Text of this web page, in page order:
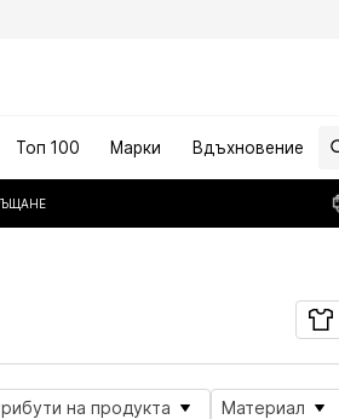
Топ 100 Марки Вдъхновение
на продукта Материал